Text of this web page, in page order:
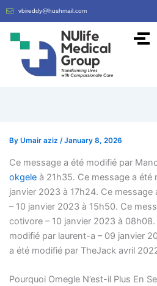
vbireddy@hushmail.com
By Umair aziz /January 8, 2026
Ce message a été modifié par
okgeleà 21h35. Ce message a été
janvier 2023 à 17h24. Ce
– 10 janvier 2023 à 15h50. Ce
cotivore – 10 janvier 2023 à
modifié par laurent-a – 09 janvier
a été modifié par TheJack avril
Pourquoi Omegle N’est-il Plus En